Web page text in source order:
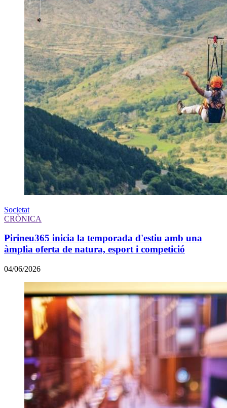
Societat
CRÒNICA
Pirineu365 inicia la temporada d'estiu amb una
àmplia oferta de natura, esport i competició
04/06/2026